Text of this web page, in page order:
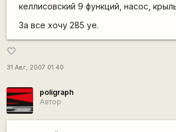
келлисовский 9 функций, насос,
За все хочу 285 уе.
favorite_border
31 Авг, 2007 01:40
poligraph
Автор